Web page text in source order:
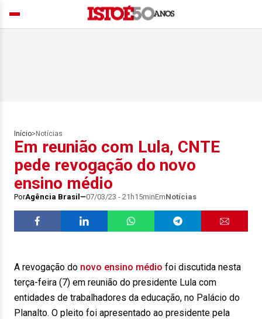
Início> Notícias
Em reunião com Lula, CNTE
pede revogação do novo
ensino médio
PorAgência Brasil 07/03/23 - 21h15minEmNotícias
A revogação do novo ensino médio foi discutida nesta
terça-feira (7) em reunião do presidente Lula com
entidades de trabalhadores da educação, no Palácio do
Planalto. O pleito foi apresentado ao presidente pela